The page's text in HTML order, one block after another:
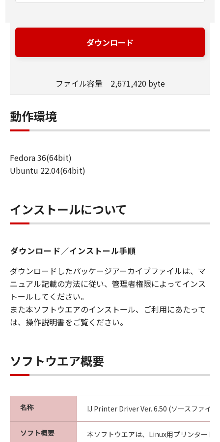
記載されているすべての権利および制限をよく
お読みください。
すべての条件に同意されたものとします。お客
ない場合には、本ソフトウェアを使用せず、直
ちにこれを入手した場所にご返却ください。
キヤノンは、本ソフトウェアをキヤノンのイン
クジェットプリンターおよびインクジェット
る第三者に使用を許可するための、個人的、限
定的かつ非独占的権利をお客様に許諾します。
と、またはコンピューターにおいて表示するこ
と、アクセスすること、もしくは実行すること
のいずれも含むものとします。）
お客様は、本ソフトウェアを自己使用目的の場
合に限り、これを変更することができ、並びに
かかる変更物をデバッグする目的に限り、これ
をリバースエンジニアすることができます。
2.制限
除き、お客様は、本ソフトウェアを使用できな
いものとし、並びにいかなる第三者にも譲渡、
サブライセンス、販売、貸与または移転するこ
とはできません。
ダウンロード
ファイル容量 2,671,420 byte
動作環境
Fedora 36(64bit)
Ubuntu 22.04(64bit)
インストールについて
ダウンロード／インストール手順
ダウンロードしたパッケージアーカイブファイルは、マ
ニュアル記載の方法に従い、管理者権限によってインス
トールしてください。
また本ソフトウエアのインストール、ご利用にあたって
は、操作説明書をご覧ください。
ソフトウエア概要
名称 IJ Printer Driver Ver. 6.50 (ソースファイ
ソフト概要
本ソフトウエアは、Linux用プリンタード